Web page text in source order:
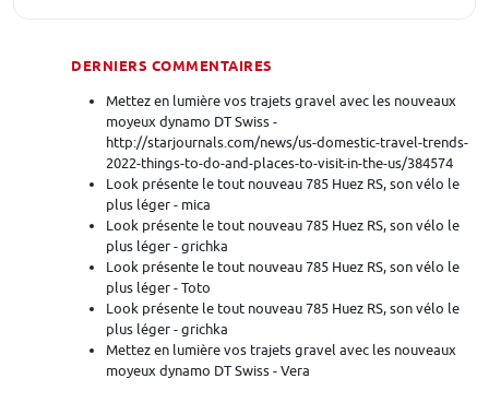
DERNIERS COMMENTAIRES
Mettez en lumière vos trajets gravel avec les nouveaux
moyeux dynamo DT Swiss -
http://starjournals.com/news/us-domestic-travel-trends-
2022-things-to-do-and-places-to-visit-in-the-us/384574
Look présente le tout nouveau 785 Huez RS, son vélo le
plus léger - mica
Look présente le tout nouveau 785 Huez RS, son vélo le
plus léger - grichka
Look présente le tout nouveau 785 Huez RS, son vélo le
plus léger - Toto
Look présente le tout nouveau 785 Huez RS, son vélo le
plus léger - grichka
Mettez en lumière vos trajets gravel avec les nouveaux
moyeux dynamo DT Swiss - Vera